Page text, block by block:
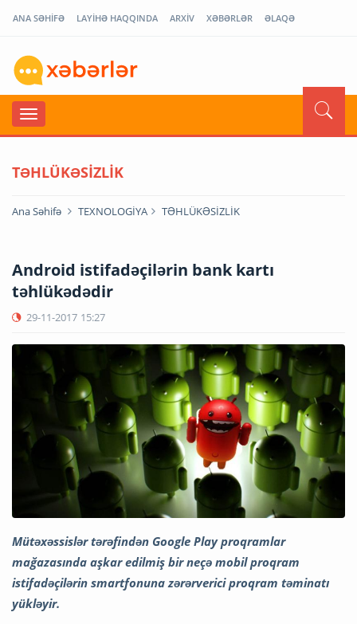
ANA SƏHİFƏ LAYİHƏ HAQQINDA ARXİV XƏBƏRLƏR ƏLAQƏ
TƏHLÜKƏSİZLİK
Ana Səhifə TEXNOLOGİYA TƏHLÜKƏSİZLİK
Android istifadəçilərin bank kartı
təhlükədədir
29-11-2017 15:27
Mütəxəssislər tərəfindən Google Play proqramlar
mağazasında aşkar edilmiş bir neçə mobil proqram
istifadəçilərin smartfonuna zərərverici proqram təminatı
yükləyir.